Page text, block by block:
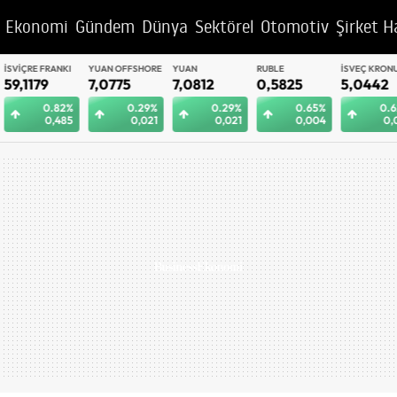
Ekonomi Gündem Dünya Sektörel Otomotiv Şirket
YUAN OFFSHORE
7,0775
0.29%
0,021
YUAN
7,0812
0.29%
0,021
RUBLE
0,5825
0.65%
0,004
İSVEÇ KRONU
5,0442
0.62%
0,031
BAE DIRHEMI
12,9992